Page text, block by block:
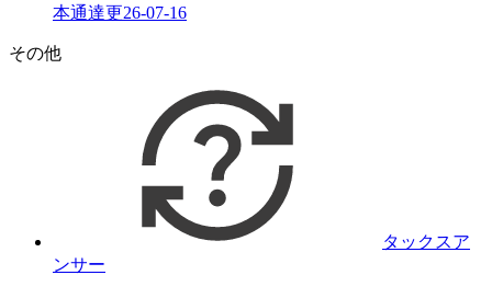
本通達更26-07-16
その他
タックスア
ンサー